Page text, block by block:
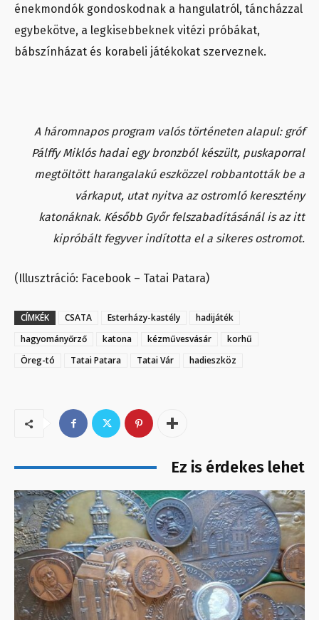
énekmondók gondoskodnak a hangulatról, táncházzal
egybekötve, a legkisebbeknek vitézi próbákat,
bábszínházat és korabeli játékokat szerveznek.
A háromnapos program valós történeten alapul: gróf
Pálffy Miklós hadai egy bronzból készült, puskaporral
megtöltött harangalakú eszközzel robbantották be a
várkaput, utat nyitva az ostromló keresztény
katonáknak. Később Győr felszabadításánál is az itt
kipróbált fegyver indította el a sikeres ostromot.
(Illusztráció: Facebook – Tatai Patara)
CÍMKÉK CSATA Esterházy-kastély
hadijáték
hagyományőrző
katona kézművesvásár
korhű
Öreg-tó
Tatai Patara Tatai Vár hadieszköz
Ez is érdekes lehet